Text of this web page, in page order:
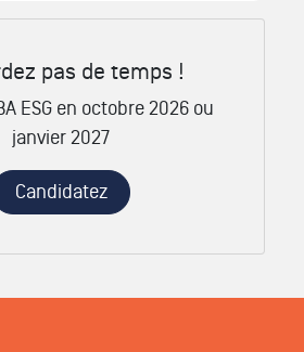
pas de temps !
ESG en octobre 2026 ou
janvier 2027
Candidatez